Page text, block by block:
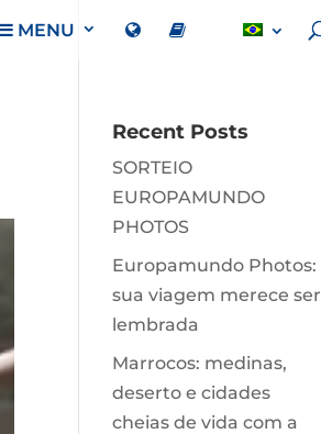
MENU
Recent Posts
SORTEIO
EUROPAMUNDO
PHOTOS
Europamundo Photos:
sua viagem merece ser
lembrada
Marrocos: medinas,
deserto e cidades
cheias de vida com a